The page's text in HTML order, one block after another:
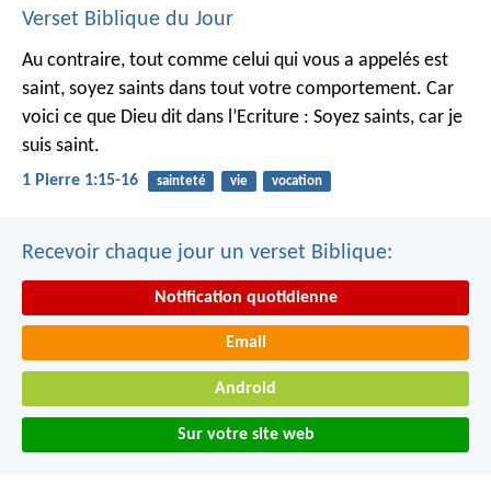
Verset Biblique du Jour
Au contraire, tout comme celui qui vous a appelés est
saint, soyez saints dans tout votre comportement. Car
voici ce que Dieu dit dans l’Ecriture : Soyez saints, car je
suis saint.
1 Pierre 1:15-16 sainteté vie vocation
Recevoir chaque jour un verset Biblique:
Notification quotidienne
Email
Android
Sur votre site web